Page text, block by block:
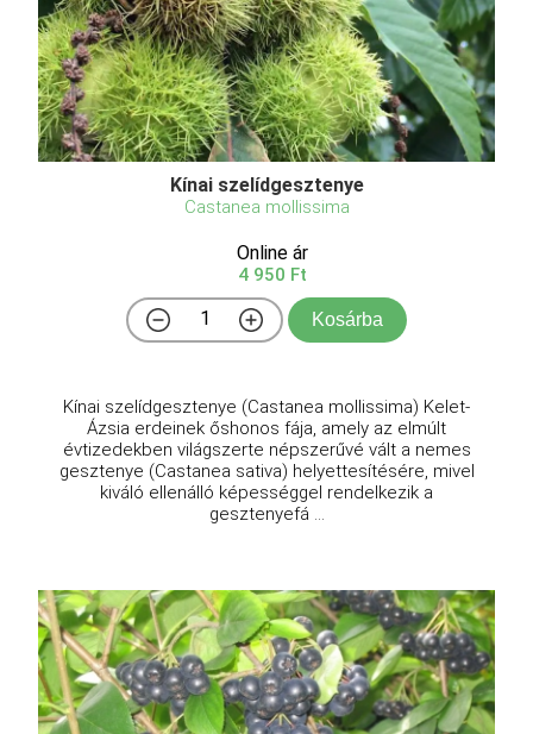
Kínai szelídgesztenye
Castanea mollissima
Online ár
4 950 Ft
Kosárba
Kínai szelídgesztenye (Castanea mollissima) Kelet-
Ázsia erdeinek őshonos fája, amely az elmúlt
évtizedekben világszerte népszerűvé vált a nemes
gesztenye (Castanea sativa) helyettesítésére, mivel
kiváló ellenálló képességgel rendelkezik a
gesztenyefá ...